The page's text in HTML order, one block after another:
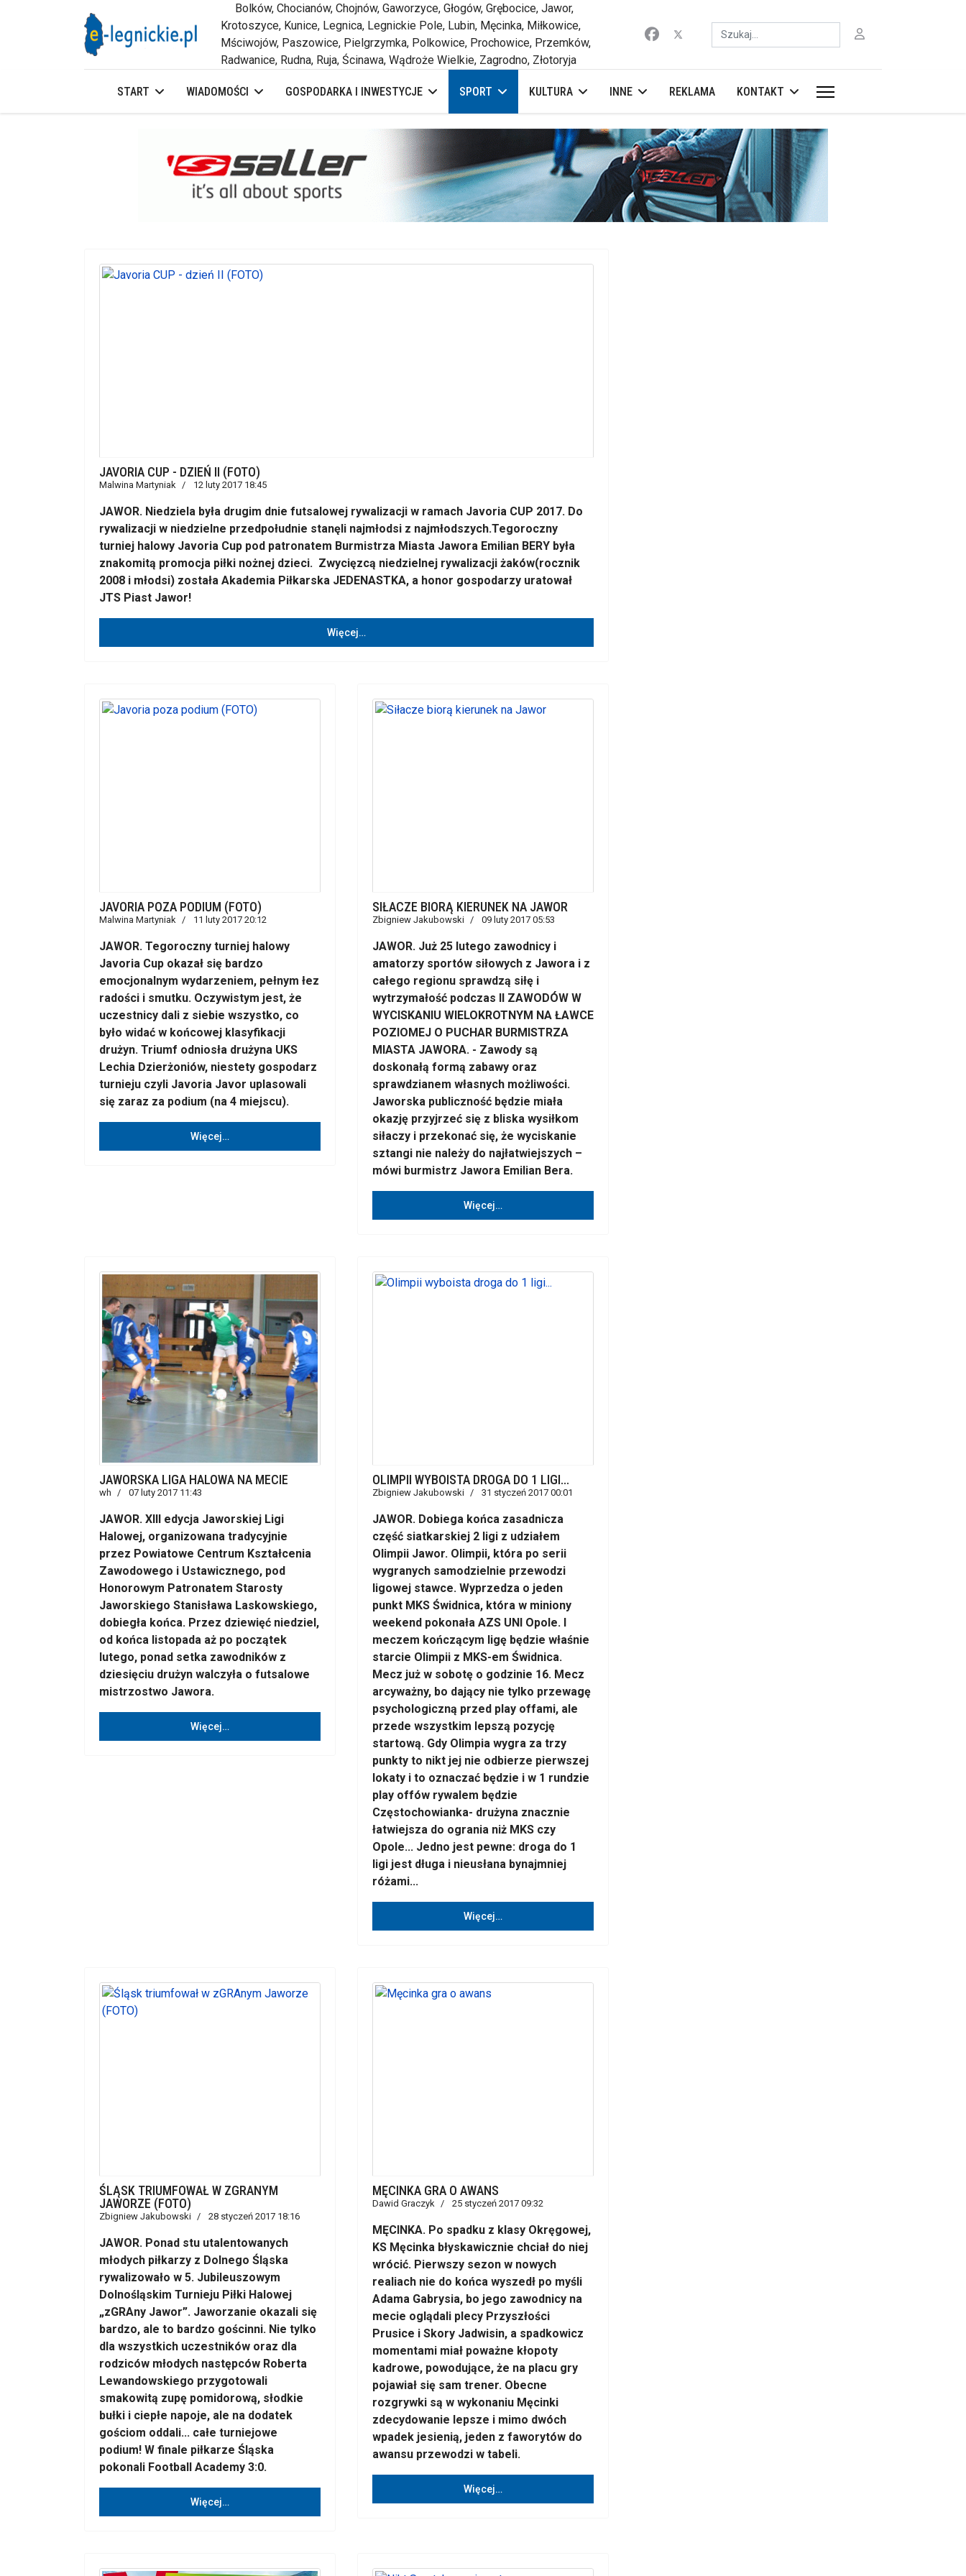
Bolków, Chocianów, Chojnów, Gaworzyce, Głogów, Grębocice, Jawor,
Krotoszyce, Kunice, Legnica, Legnickie Pole, Lubin, Męcinka, Miłkowice,
Mściwojów, Paszowice, Pielgrzymka, Polkowice, Prochowice, Przemków,
Radwanice, Rudna, Ruja, Ścinawa, Wądroże Wielkie, Zagrodno, Złotoryja
Szukaj
START WIADOMOŚCI GOSPODARKA I INWESTYCJE SPORT KULTURA INNE REKLAMA KONTAKT
JAVORIA CUP - DZIEŃ II (FOTO)
Malwina Martyniak 12 luty 2017 18:45
JAWOR. Niedziela była drugim dnie futsalowej rywalizacji w ramach Javoria CUP 2017. Do
rywalizacji w niedzielne przedpołudnie stanęli najmłodsi z najmłodszych.Tegoroczny
turniej halowy Javoria Cup pod patronatem Burmistrza Miasta Jawora Emilian BERY była
znakomitą promocja piłki nożnej dzieci. Zwycięzcą niedzielnej rywalizacji żaków(rocznik
2008 i młodsi) została Akademia Piłkarska JEDENASTKA, a honor gospodarzy uratował
JTS Piast Jawor!
Więcej…
JAVORIA POZA PODIUM (FOTO)
Malwina Martyniak 11 luty 2017 20:12
JAWOR. Tegoroczny turniej halowy
Javoria Cup okazał się bardzo
emocjonalnym wydarzeniem, pełnym łez
radości i smutku. Oczywistym jest, że
uczestnicy dali z siebie wszystko, co
było widać w końcowej klasyfikacji
drużyn. Triumf odniosła drużyna UKS
Lechia Dzierżoniów, niestety gospodarz
turnieju czyli Javoria Javor uplasowali
się zaraz za podium (na 4 miejscu).
Więcej…
SIŁACZE BIORĄ KIERUNEK NA JAWOR
Zbigniew Jakubowski 09 luty 2017 05:53
JAWOR. Już 25 lutego zawodnicy i
amatorzy sportów siłowych z Jawora i z
całego regionu sprawdzą siłę i
wytrzymałość podczas II ZAWODÓW W
WYCISKANIU WIELOKROTNYM NA ŁAWCE
POZIOMEJ O PUCHAR BURMISTRZA
MIASTA JAWORA. - Zawody są
doskonałą formą zabawy oraz
sprawdzianem własnych możliwości.
Jaworska publiczność będzie miała
okazję przyjrzeć się z bliska wysiłkom
siłaczy i przekonać się, że wyciskanie
sztangi nie należy do najłatwiejszych –
mówi burmistrz Jawora Emilian Bera.
Więcej…
JAWORSKA LIGA HALOWA NA MECIE
wh 07 luty 2017 11:43
JAWOR. XIII edycja Jaworskiej Ligi
Halowej, organizowana tradycyjnie
przez Powiatowe Centrum Kształcenia
Zawodowego i Ustawicznego, pod
Honorowym Patronatem Starosty
Jaworskiego Stanisława Laskowskiego,
dobiegła końca. Przez dziewięć niedziel,
od końca listopada aż po początek
lutego, ponad setka zawodników z
dziesięciu drużyn walczyła o futsalowe
mistrzostwo Jawora.
Więcej…
OLIMPII WYBOISTA DROGA DO 1 LIGI...
Zbigniew Jakubowski 31 styczeń 2017 00:01
JAWOR. Dobiega końca zasadnicza
część siatkarskiej 2 ligi z udziałem
Olimpii Jawor. Olimpii, która po serii
wygranych samodzielnie przewodzi
ligowej stawce. Wyprzedza o jeden
punkt MKS Świdnica, która w miniony
weekend pokonała AZS UNI Opole. I
meczem kończącym ligę będzie właśnie
starcie Olimpii z MKS-em Świdnica.
Mecz już w sobotę o godzinie 16. Mecz
arcyważny, bo dający nie tylko przewagę
psychologiczną przed play offami, ale
przede wszystkim lepszą pozycję
startową. Gdy Olimpia wygra za trzy
punkty to nikt jej nie odbierze pierwszej
lokaty i to oznaczać będzie i w 1 rundzie
play offów rywalem będzie
Częstochowianka- drużyna znacznie
łatwiejsza do ogrania niż MKS czy
Opole... Jedno jest pewne: droga do 1
ligi jest długa i nieusłana bynajmniej
różami...
Więcej…
ŚLĄSK TRIUMFOWAŁ W ZGRANYM
JAWORZE (FOTO)
Zbigniew Jakubowski 28 styczeń 2017 18:16
JAWOR. Ponad stu utalentowanych
młodych piłkarzy z Dolnego Śląska
rywalizowało w 5. Jubileuszowym
Dolnośląskim Turnieju Piłki Halowej
„zGRAny Jawor”. Jaworzanie okazali się
bardzo, ale to bardzo gościnni. Nie tylko
dla wszystkich uczestników oraz dla
rodziców młodych następców Roberta
Lewandowskiego przygotowali
smakowitą zupę pomidorową, słodkie
bułki i ciepłe napoje, ale na dodatek
gościom oddali... całe turniejowe
podium! W finale piłkarze Śląska
pokonali Football Academy 3:0.
Więcej…
MĘCINKA GRA O AWANS
Dawid Graczyk 25 styczeń 2017 09:32
MĘCINKA. Po spadku z klasy Okręgowej,
KS Męcinka błyskawicznie chciał do niej
wrócić. Pierwszy sezon w nowych
realiach nie do końca wyszedł po myśli
Adama Gabrysia, bo jego zawodnicy na
mecie oglądali plecy Przyszłości
Prusice i Skory Jadwisin, a spadkowicz
momentami miał poważne kłopoty
kadrowe, powodujące, że na placu gry
pojawiał się sam trener. Obecne
rozgrywki są w wykonaniu Męcinki
zdecydowanie lepsze i mimo dwóch
wpadek jesienią, jeden z faworytów do
awansu przewodzi w tabeli.
Więcej…